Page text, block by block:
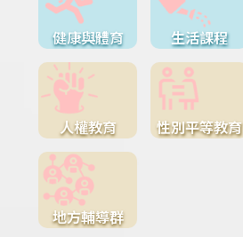
健康與體育 生活課程
人權教育 性別平等教育
地方輔導群